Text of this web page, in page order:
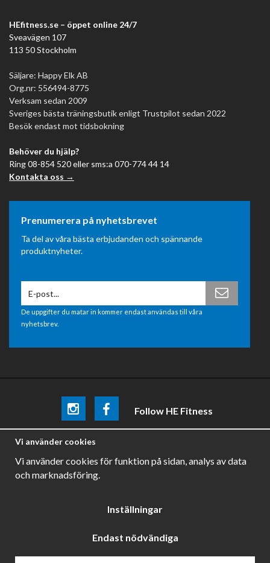
HEfitness.se – öppet online 24/7
Sveavägen 107
113 50 Stockholm
Säljare: Happy Elk AB
Org.nr: 556494-8775
Verksam sedan 2009
Sveriges bästa träningsbutik enligt Trustpilot sedan 2022
Besök endast mot tidsbokning
Behöver du hjälp?
Ring 08-854 520 eller sms:a 070-774 44 14
Kontakta oss →
Prenumerera på nyhetsbrevet
Ta del av våra bästa erbjudanden och spännande
produktnyheter.
De uppgifter du matar in kommer endast användas till våra
nyhetsbrev.
Follow HE Fitness
Be the firstto know aboutpromotions, news and training
Vi använder cookies
Vi använder cookies för funktion på sidan, analys av data
och marknadsföring.
Inställningar
Endast nödvändiga